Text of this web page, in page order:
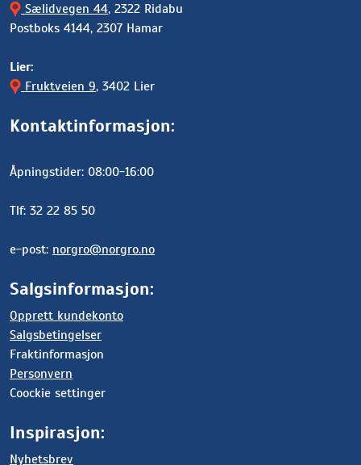
Sælidvegen 44, 2322 Ridabu
Postboks 4144, 2307 Hamar
Lier:
Fruktveien 9, 3402 Lier
Kontaktinformasjon:
Åpningstider: 08:00-16:00
Tlf: 32 22 85 50
e-post: norgro@norgro.no
Salgsinformasjon:
Opprett kundekonto
Salgsbetingelser
Fraktinformasjon
Personvern
Coockie settinger
Inspirasjon:
Nyhetsbrev